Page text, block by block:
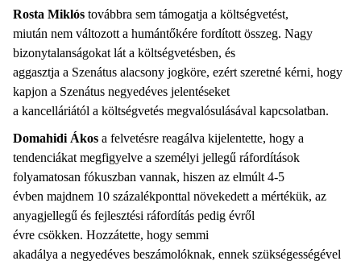
Rosta Miklós továbbra sem támogatja a költségvetést,
miután nem változott a humántőkére fordított összeg. Nagy
bizonytalanságokat lát a költségvetésben, és
aggasztja a Szenátus alacsony jogköre, ezért szeretné kérni, hogy
kapjon a Szenátus negyedéves jelentéseket
a kancelláriától a költségvetés megvalósulásával kapcsolatban.
Domahidi Ákos a felvetésre reagálva kijelentette, hogy a
tendenciákat megfigyelve a személyi jellegű ráfordítások
folyamatosan fókuszban vannak, hiszen az elmúlt 4-5
évben majdnem 10 százalékponttal növekedett a mértékük, az
anyagjellegű és fejlesztési ráfordítás pedig évről
évre csökken. Hozzátette, hogy semmi
akadálya a negyedéves beszámolóknak, ennek szükségességével